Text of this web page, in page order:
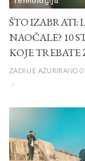
ŠTO IZABRATI:
NAOČALE? 10
KOJE
ZADNJE AŽURIRANO